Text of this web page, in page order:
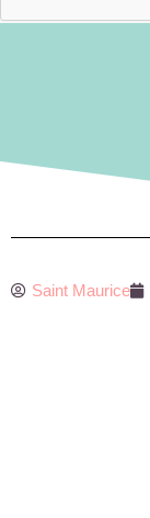
Saint Maurice